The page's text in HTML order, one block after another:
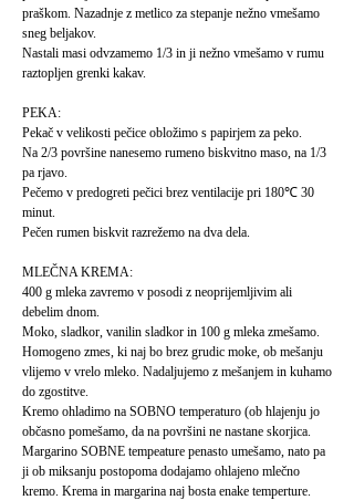
praškom. Nazadnje z metlico za stepanje nežno vmešamo
sneg beljakov.
Nastali masi odvzamemo 1/3 in ji nežno vmešamo v rumu
raztopljen grenki kakav.
PEKA:
Pekač v velikosti pečice obložimo s papirjem za peko.
Na 2/3 površine nanesemo rumeno biskvitno maso, na 1/3
pa rjavo.
Pečemo v predogreti pečici brez ventilacije pri 180℃ 30
minut.
Pečen rumen biskvit razrežemo na dva dela.
MLEČNA KREMA:
400 g mleka zavremo v posodi z neoprijemljivim ali
debelim dnom.
Moko, sladkor, vanilin sladkor in 100 g mleka zmešamo.
Homogeno zmes, ki naj bo brez grudic moke, ob mešanju
vlijemo v vrelo mleko. Nadaljujemo z mešanjem in kuhamo
do zgostitve.
Kremo ohladimo na SOBNO temperaturo (ob hlajenju jo
občasno pomešamo, da na površini ne nastane skorjica.
Margarino SOBNE tempeature penasto umešamo, nato pa
ji ob miksanju postopoma dodajamo ohlajeno mlečno
kremo. Krema in margarina naj bosta enake temperture.